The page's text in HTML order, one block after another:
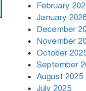
February
January 2026
December
November
October
September
August 2025
July 2025